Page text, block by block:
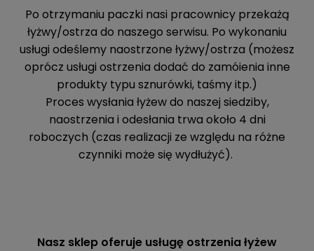
Po otrzymaniu paczki nasi pracownicy przekażą
łyżwy/ostrza do naszego serwisu. Po wykonaniu
usługi odeślemy naostrzone łyżwy/ostrza (możesz
oprócz usługi ostrzenia dodać do zamóienia inne
produkty typu sznurówki, taśmy itp.)
Proces wysłania łyżew do naszej siedziby,
naostrzenia i odesłania trwa około 4 dni
roboczych (czas realizacji ze względu na różne
czynniki może się wydłużyć).
Nasz sklep oferuje usługę ostrzenia łyżew